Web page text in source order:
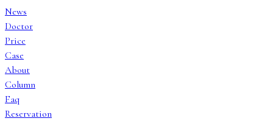
News
Doctor
Price
Case
About
Column
Faq
Reservation